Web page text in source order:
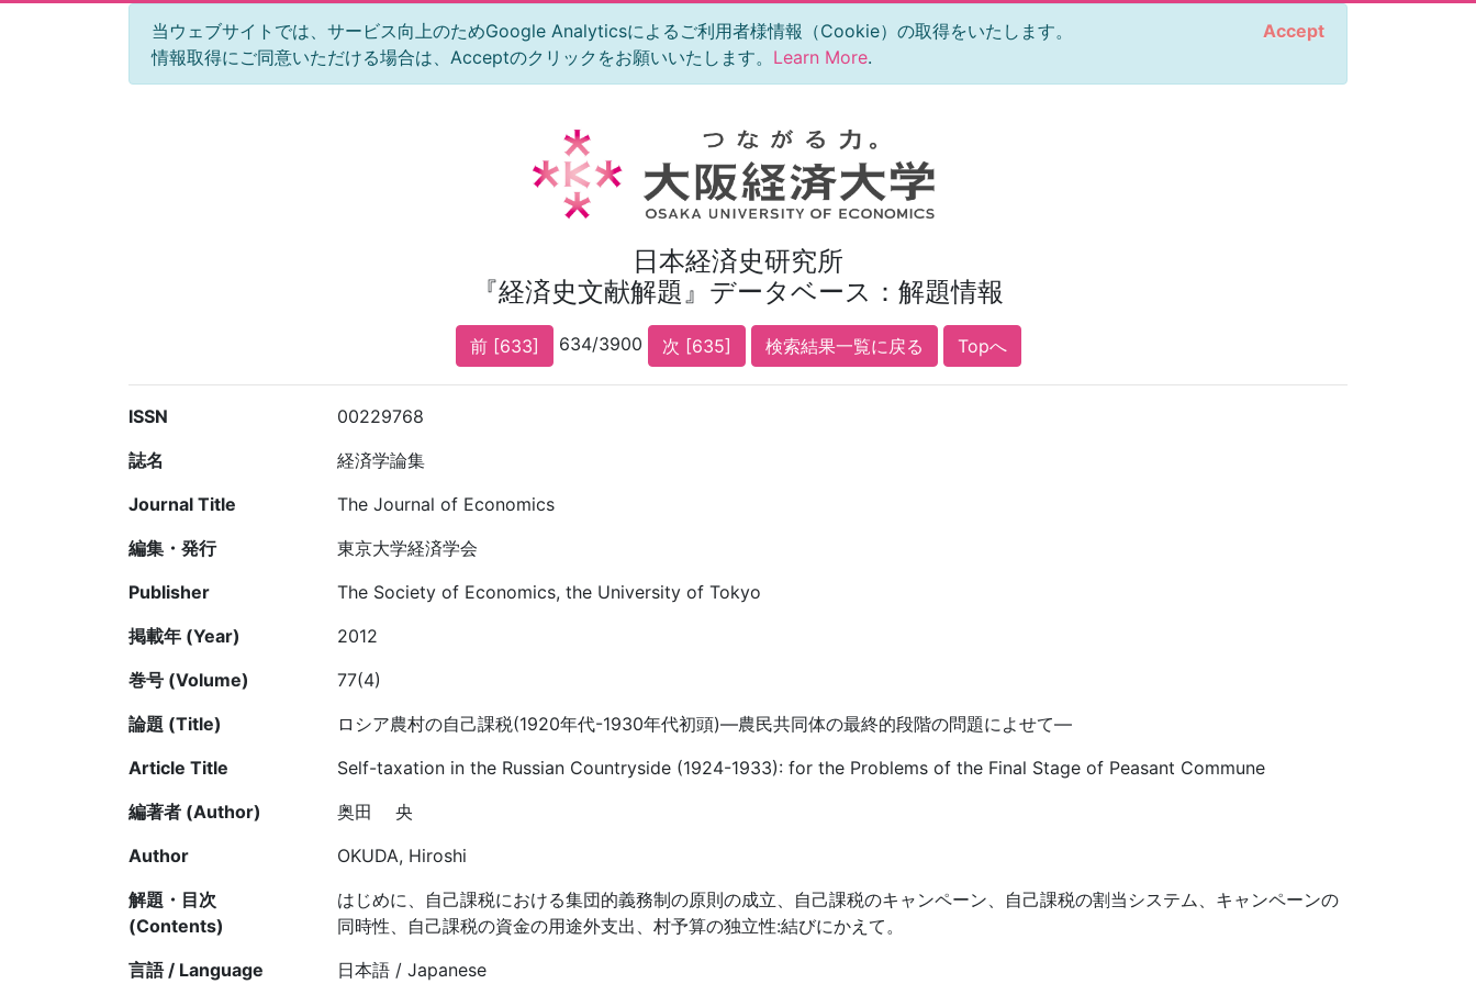
当ウェブサイトでは、サービス向上のためGoogle Analyticsによるご利用者様情報（Cookie）の取得をいたします。
情報取得にご同意いただける場合は、Acceptのクリックをお願いいたします。 Learn More.
Accept
日本経済史研究所
『経済史文献解題』データベース：解題情報
前 [633] 634/3900 次 [635] 検索結果一覧に戻る Topへ
ISSN
00229768
誌名
経済学論集
Journal Title
The Journal of Economics
編集・発行
東京大学経済学会
Publisher
The Society of Economics, the University of Tokyo
掲載年 (Year)
2012
巻号 (Volume)
77(4)
論題 (Title)
ロシア農村の自己課税(1920年代-1930年代初頭)―農民共同体の最終的段階の問題によせて―
Article Title
Self-taxation in the Russian Countryside (1924-1933): for the Problems of the Final Stage of Peasant Commune
編著者 (Author)
奥田 央
Author
OKUDA, Hiroshi
解題・目次
(Contents)
はじめに、自己課税における集団的義務制の原則の成立、自己課税のキャンペーン、自己課税の割当システム、キャンペーンの
同時性、自己課税の資金の用途外支出、村予算の独立性:結びにかえて。
言語 / Language
日本語 / Japanese